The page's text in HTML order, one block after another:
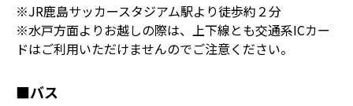
※JR鹿島サッカースタジアム駅より徒歩約２分
※水戸方面よりお越しの際は、上下線とも交通系ICカー
ドはご利用いただけませんのでご注意ください。
■バス